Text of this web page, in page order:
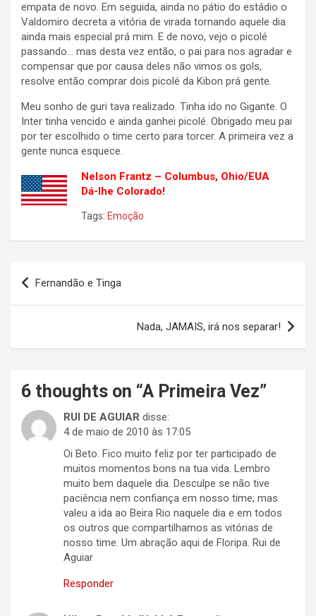
empata de novo. Em seguida, ainda no pátio do estádio o
Valdomiro decreta a vitória de virada tornando aquele dia
ainda mais especial prá mim. E de novo, vejo o picolé
passando… mas desta vez então, o pai para nos agradar e
compensar que por causa deles não vimos os gols,
resolve então comprar dois picolé da Kibon prá gente.
Meu sonho de guri tava realizado. Tinha ido no Gigante. O
Inter tinha vencido e ainda ganhei picolé. Obrigado meu pai
por ter escolhido o time certo para torcer. A primeira vez a
gente nunca esquece.
Nelson Frantz – Columbus, Ohio/EUA
Dá-lhe Colorado!
Tags: Emoção
Navegação
de
Fernandão e Tinga
Nada, JAMAIS, irá nos separar!
6 thoughts on “A Primeira Vez”
RUI DE AGUIAR disse:
4 de maio de 2010 às 17:05
Oi Beto. Fico muito feliz por ter participado de
muitos momentos bons na tua vida. Lembro
muito bem daquele dia. Desculpe se não tive
paciência nem confiança em nosso time; mas
valeu a ida ao Beira Rio naquele dia e em todos
os outros que compartilhamos as vitórias de
nosso time. Um abração aqui de Floripa. Rui de
Aguiar
Responder